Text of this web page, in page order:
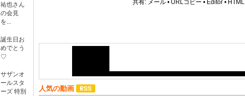
祐也さん
の会見
を...
誕生日お
めでとう
♡
サザンオ
ールスタ
ーズ 特別
共有: メール • URLコピー • Editor • HTML
人気の動画